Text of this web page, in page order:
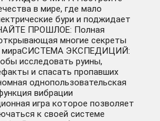
в мире, где мало
бури и поджидает
ПРОШЛОЕ: Полная
многие секреты
мираСИСТЕМА ЭКСПЕДИЦИЙ:
исследовать руины,
и спасать пропавших
однопользовательская
вибрации
игра которое позволяет
к своей системе